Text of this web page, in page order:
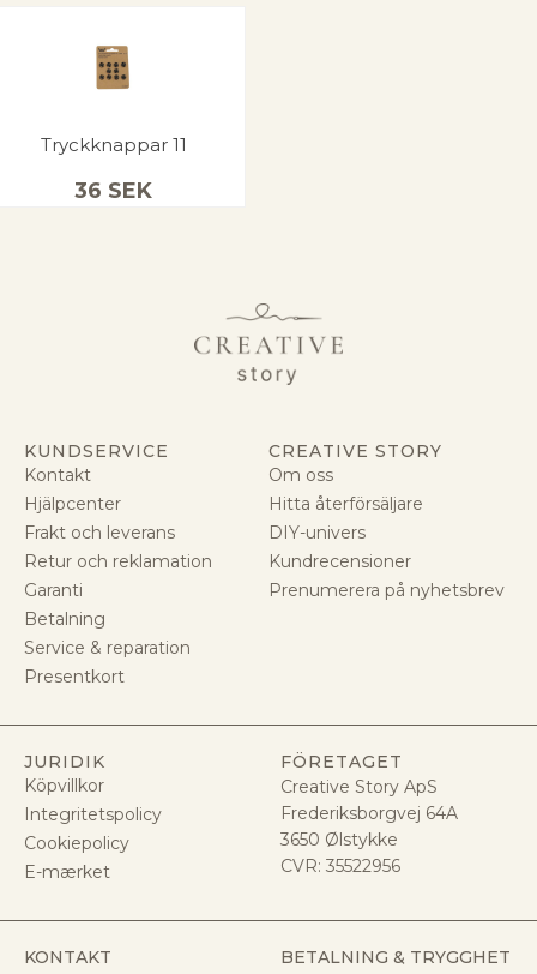
Tryckknappar 11
36 SEK
KUNDSERVICE
Kontakt
Hjälpcenter
Frakt och leverans
Retur och reklamation
Garanti
Betalning
Service & reparation
Presentkort
CREATIVE STORY
Om oss
Hitta återförsäljare
DIY-univers
Kundrecensioner
Prenumerera på nyhetsbrev
JURIDIK
Köpvillkor
Integritetspolicy
Cookiepolicy
E-mærket
FÖRETAGET
Creative Story ApS
Frederiksborgvej 64A
3650 Ølstykke
CVR: 35522956
KONTAKT
BETALNING & TRYGGHET